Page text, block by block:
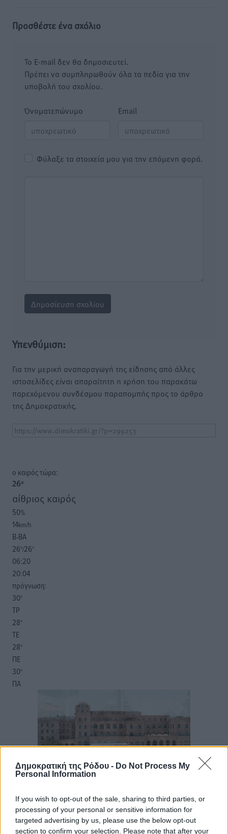
Δημοκρατική της Ρόδου - Do Not Process My
Personal Information
If you wish to opt-out of the sale, sharing to third parties, or
processing of your personal or sensitive information for
targeted advertising by us, please use the below opt-out
section to confirm your selection. Please note that after your
Προσθέστε ένα σχόλιο
Το E-mail δεν θα δημοσιευτεί.
Πρέπει να συμπληρωθούν όλα τα πεδία για την
υποβολή του σχολίου.
Όνοματεπώνυμο Email
Φύλαξε τα στοιχεία μου για την επόμενη φορά.
Υπενθύμιση:
Για την μερική αναπαραγωγή της είδησης από άλλες
ιστοσελίδες είναι απαραίτητη η χρήση του παρακάτω
παρεχόμενου συνδέσμου παραπομπής προς το άρθρο
της Δημοκρατικής.
o καιρός τώρα:
26°
αίθριος καιρός
50%
14km/h
Β-ΒΑ
26°/26°
06:20
20:04
πρόγνωση:
30°
ΤΡ
28°
ΤΕ
28°
ΠΕ
30°
ΠΑ